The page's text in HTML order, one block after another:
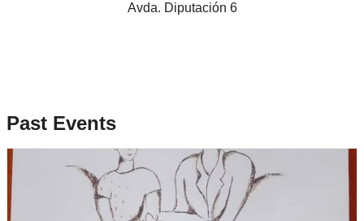
Avda. Diputación 6
Past Events